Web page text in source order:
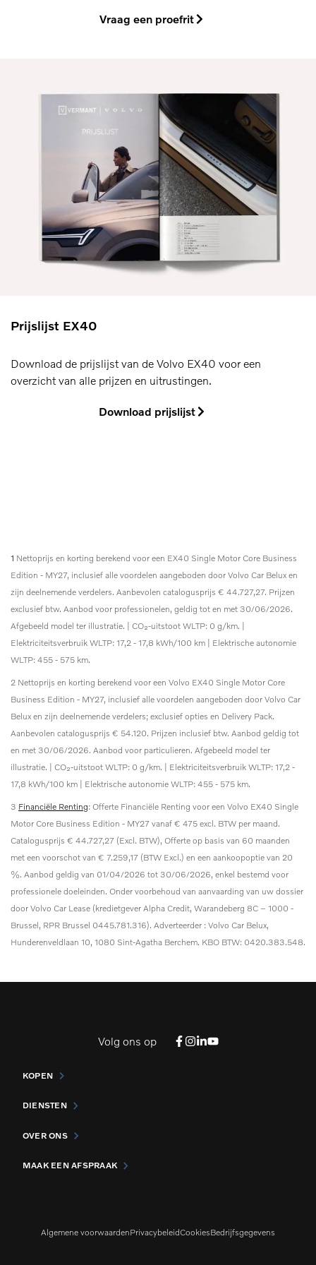
Vraag een proefrit
Prijslijst EX40
Download de prijslijst van de Volvo EX40 voor een
overzicht van alle prijzen en uitrustingen.
Download prijslijst
1 Nettoprijs en korting berekend voor een EX40 Single Motor Core Business
Edition - MY27, inclusief alle voordelen aangeboden door Volvo Car Belux en
zijn deelnemende verdelers. Aanbevolen catalogusprijs € 44.727,27. Prijzen
exclusief btw. Aanbod voor professionelen, geldig tot en met 30/06/2026.
Afgebeeld model ter illustratie. | CO₂-uitstoot WLTP: 0 g/km. |
Elektriciteitsverbruik WLTP: 17,2 - 17,8 kWh/100 km | Elektrische autonomie
WLTP: 455 - 575 km.
2 Nettoprijs en korting berekend voor een Volvo EX40 Single Motor Core
Business Edition - MY27, inclusief alle voordelen aangeboden door Volvo Car
Belux en zijn deelnemende verdelers; exclusief opties en Delivery Pack.
Aanbevolen catalogusprijs € 54.120. Prijzen inclusief btw. Aanbod geldig tot
en met 30/06/2026. Aanbod voor particulieren. Afgebeeld model ter
illustratie. | CO₂-uitstoot WLTP: 0 g/km. | Elektriciteitsverbruik WLTP: 17,2 -
17,8 kWh/100 km | Elektrische autonomie WLTP: 455 - 575 km.
3 Financiële Renting: Offerte Financiële Renting voor een Volvo EX40 Single
Motor Core Business Edition - MY27 vanaf € 475 excl. BTW per maand.
Catalogusprijs € 44.727,27 (Excl. BTW), Offerte op basis van 60 maanden
met een voorschot van € 7.259,17 (BTW Excl.) en een aankoopoptie van 20
%. Aanbod geldig van 01/04/2026 tot 30/06/2026, enkel bestemd voor
professionele doeleinden. Onder voorbehoud van aanvaarding van uw dossier
door Volvo Car Lease (kredietgever Alpha Credit, Warandeberg 8C – 1000 -
Brussel, RPR Brussel 0445.781.316). Adverteerder : Volvo Car Belux,
Hunderenveldlaan 10, 1080 Sint-Agatha Berchem. KBO BTW: 0420.383.548.
Volg ons op
KOPEN
DIENSTEN
OVER ONS
MAAK EEN AFSPRAAK
Algemene voorwaardenPrivacybeleidCookiesBedrijfsgegevens